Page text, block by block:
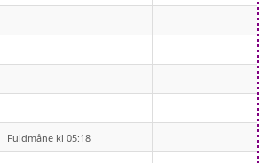
Fuldmåne kl 05:18